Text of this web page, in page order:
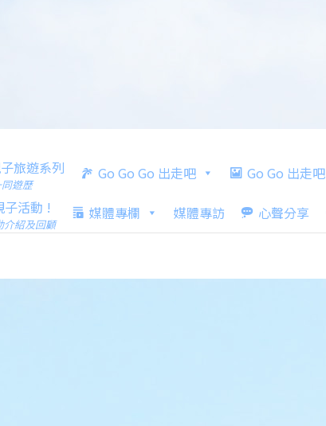
旅遊系列
遊歷
Go Go Go 出走吧 Go Go 出走吧
子活動 !
介紹及回顧
媒體專欄 媒體專訪 心聲分享